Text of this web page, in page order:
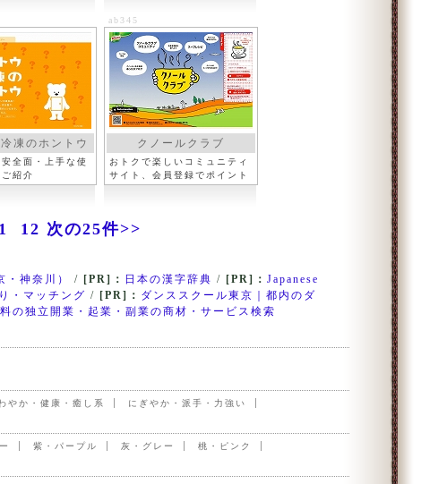
凍のホントウ
全面・上手な使
紹介
ab345
クノールクラブ
おトクで楽しいコミュニティ
サイト、会員登録でポイント
12 次の25件>>
神奈川） / [PR]： 日本の漢字辞典 / [PR]： Japanese
・マッチング / [PR]： ダンススクール東京｜都内のダ
の独立開業・起業・副業の商材・サービス検索
やか・健康・癒し系
にぎやか・派手・力強い
紫・パープル 灰・グレー
桃・ピンク